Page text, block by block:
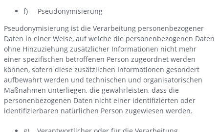
f) Pseudonymisierung
Pseudonymisierung ist die Verarbeitung personenbezogener
Daten in einer Weise, auf welche die personenbezogenen Daten
ohne Hinzuziehung zusätzlicher Informationen nicht mehr
einer spezifischen betroffenen Person zugeordnet werden
können, sofern diese zusätzlichen Informationen gesondert
aufbewahrt werden und technischen und organisatorischen
Maßnahmen unterliegen, die gewährleisten, dass die
personenbezogenen Daten nicht einer identifizierten oder
identifizierbaren natürlichen Person zugewiesen werden.